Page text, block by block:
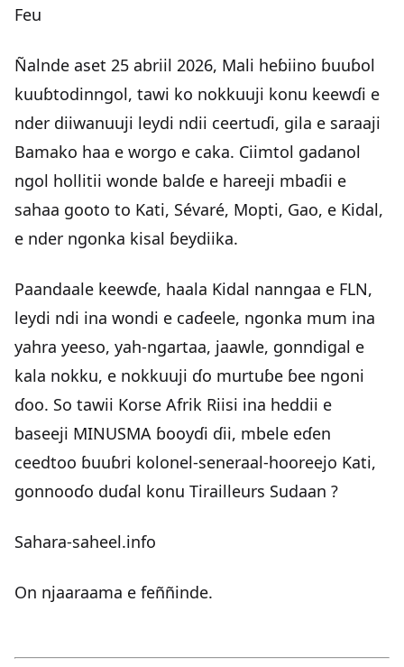
Feu
Ñalnde aset 25 abriil 2026, Mali heɓiino ɓuuɓol
kuuɓtodinngol, tawi ko nokkuuji konu keewɗi e
nder diiwanuuji leydi ndii ceertuɗi, gila e saraaji
Bamako haa e worgo e caka. Ciimtol gadanol
ngol hollitii wonde balɗe e hareeji mbaɗii e
sahaa gooto to Kati, Sévaré, Mopti, Gao, e Kidal,
e nder ngonka kisal ɓeydiika.
Paandaale keewɗe, haala Kidal nanngaa e FLN,
leydi ndi ina wondi e caɗeele, ngonka mum ina
yahra yeeso, yah-ngartaa, jaawle, gonndigal e
kala nokku, e nokkuuji ɗo murtuɓe ɓee ngoni
ɗoo. So tawii Korse Afrik Riisi ina heddii e
baseeji MINUSMA ɓooyɗi ɗii, mbele eɗen
ceedtoo ɓuuɓri kolonel-seneraal-hooreejo Kati,
gonnooɗo duɗal konu Tirailleurs Sudaan ?
Sahara-saheel.info
On njaaraama e feññinde.